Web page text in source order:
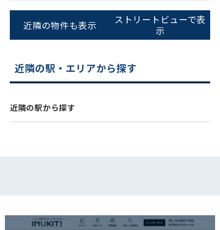
スムーズにご案内できます
0120-620-213
近隣の物件も表示
ストリートビューで表
示
近隣の駅・エリアから探す
近隣の駅から探す